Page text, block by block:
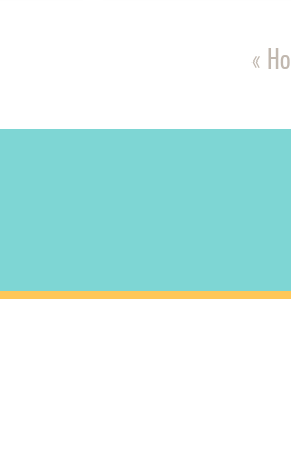
de
»»
d’amandes 250 g de
g de beurre fondu...
«